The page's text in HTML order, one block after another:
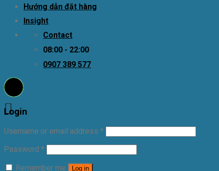
Hướng dẫn đặt hàng
Insight
Contact
08:00 - 22:00
0907 389 577
Login
Username or email address *
Password *
Remember me
Log in